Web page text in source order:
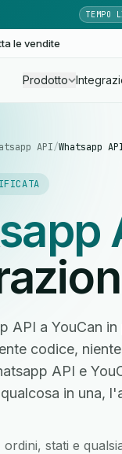
TEMPO
le vendite
Prodotto
API/Whatsapp
API a YouCan
codice,
API e
in una,
stati e